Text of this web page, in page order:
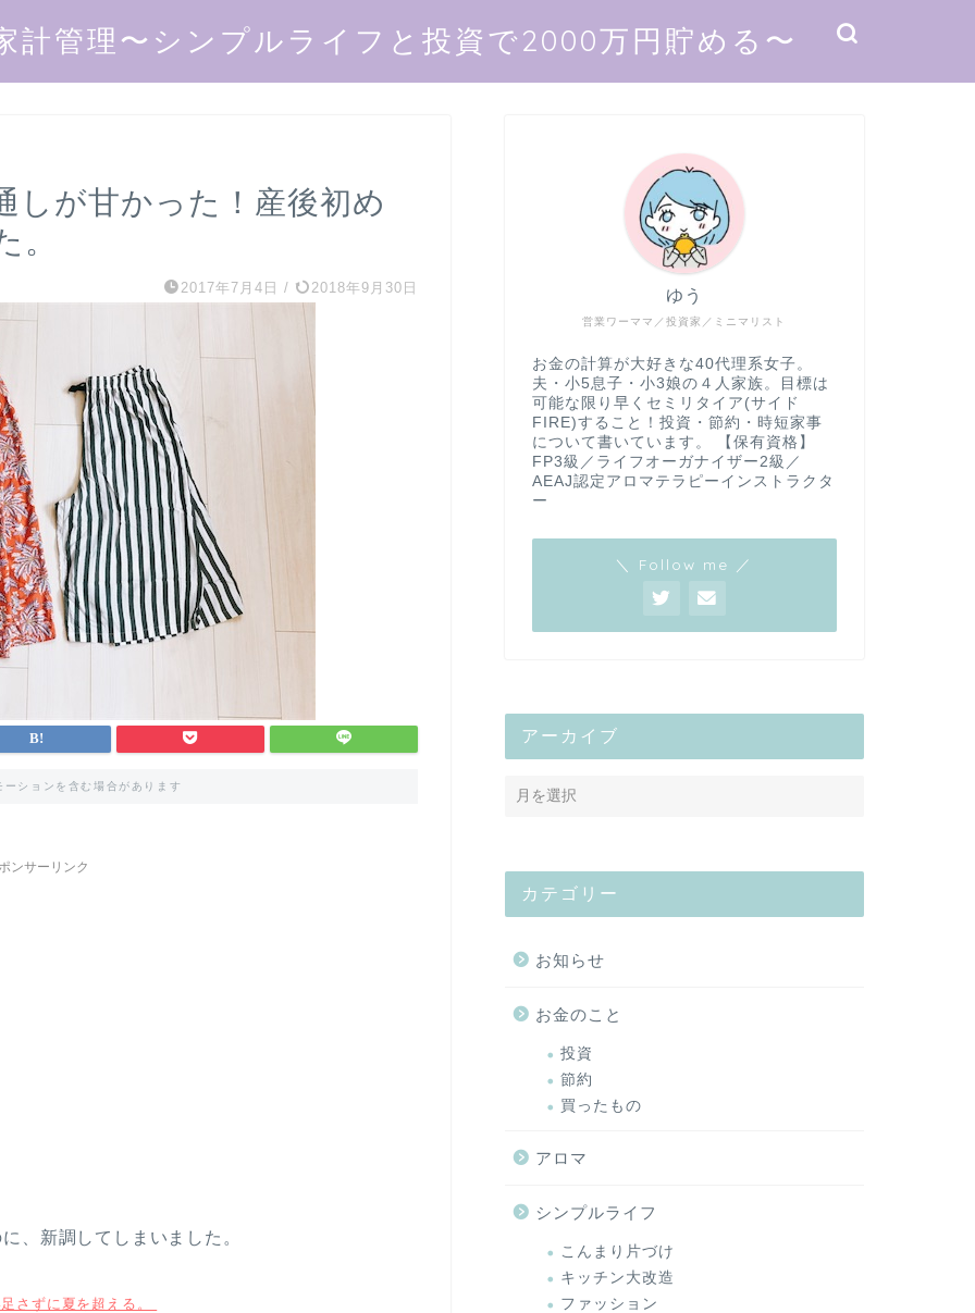
計管理〜シンプルライフと投資で2000万円貯める〜
しが甘かった！産後初め
。
2017年7月4日 / 2018年9月30日
ーションを含む場合があります
ンサーリンク
、新調してしまいました。
さずに夏を超える。
営業ワーママ／投資家／ミニマリスト
ゆう
お金の計算が大好きな40代理系女子。
夫・小5息子・小3娘の４人家族。目標は
可能な限り早くセミリタイア(サイド
FIRE)すること！投資・節約・時短家事
について書いています。 【保有資格】
FP3級／ライフオーガナイザー2級／
AEAJ認定アロマテラピーインストラクタ
ー
＼ Follow me ／
アーカイブ
カテゴリー
お知らせ
お金のこと
投資
節約
買ったもの
アロマ
シンプルライフ
こんまり片づけ
キッチン大改造
ファッション